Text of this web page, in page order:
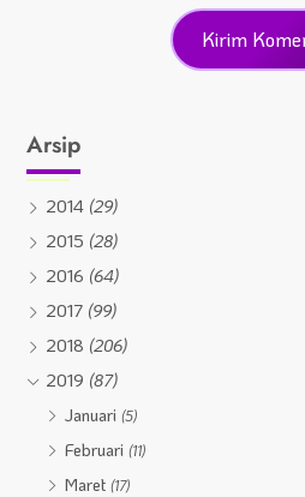
Arsip
2014 (29)
2015 (28)
2016 (64)
2017 (99)
2018 (206)
2019 (87)
Januari(5)
Februari(11)
Maret(17)